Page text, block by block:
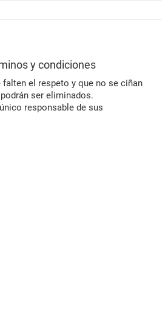
y condiciones
el respeto y que no se ciñan
ser eliminados.
responsable de sus